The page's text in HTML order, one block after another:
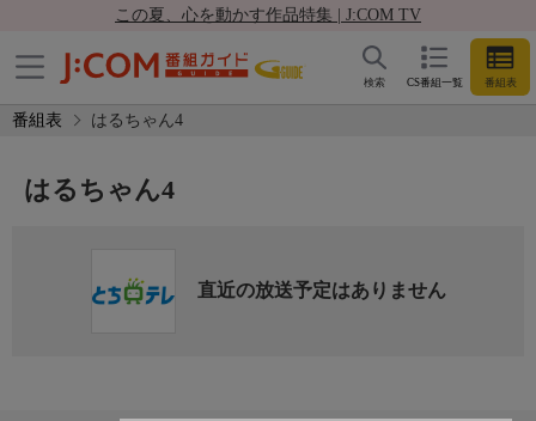
この夏、心を動かす作品特集 | J:COM TV
CS番組一覧 番組表
検索
番組表 はるちゃん4
はるちゃん4
直近の放送予定はありません